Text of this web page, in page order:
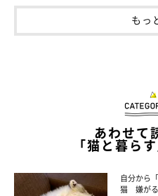
飼い主さんに甘えられない
は気づいてあげられるといいで
もっ
あわせて
「猫と暮ら
自分から
猫 嫌が